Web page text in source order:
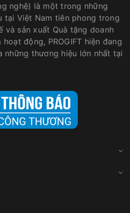
nghệ) là một trong những
tại Việt Nam tiên phong trong
và sản xuất Quà tặng doanh
động, PROGIFT hiện đang
những thương hiệu lớn nhất tại